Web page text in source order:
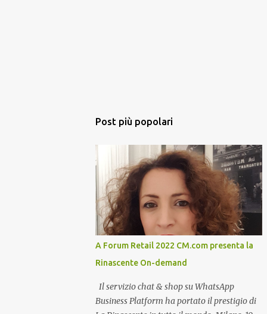
Post più popolari
A Forum Retail 2022 CM.com presenta la
Rinascente On-demand
Il servizio chat & shop su WhatsApp
Business Platform ha portato il prestigio di